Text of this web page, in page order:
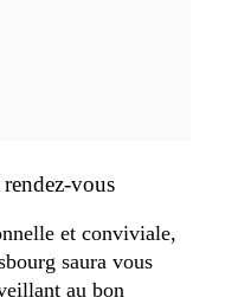
vous
et conviviale,
saura vous
au bon